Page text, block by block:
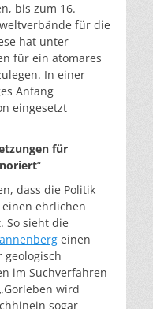
bis zum 16.
für die
hat unter
für ein atomares
In einer
Anfang
eingesetzt
für
“
dass die Politik
ehrlichen
So sieht die
einen
im Suchverfahren
wird
sogar